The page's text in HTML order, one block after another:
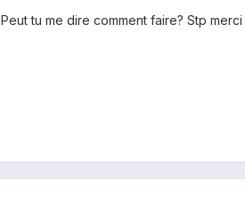
tu me dire comment faire? Stp merci